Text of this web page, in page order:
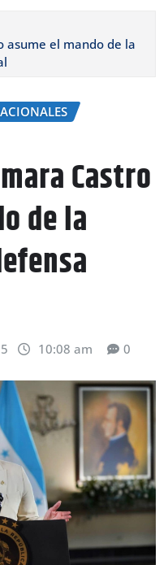
asume el mando de la
Castro
de la
10:08 am 0